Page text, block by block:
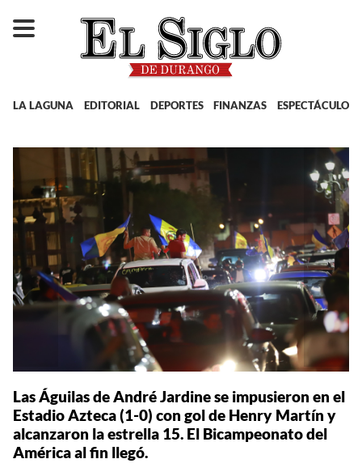
LA LAGUNA EDITORIAL DEPORTES FINANZAS ESPECTÁCULOS
Las Águilas de André Jardine se impusieron en el
Estadio Azteca (1-0) con gol de Henry Martín y
alcanzaron la estrella 15. El Bicampeonato del
América al fin llegó.